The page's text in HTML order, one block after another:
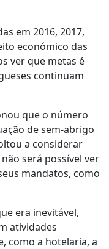
em 2016, 2017,
económico das
ver que metas é
continuam
que o número
de sem-abrigo
a considerar
será possível ver
mandatos, como
era inevitável,
atividades
como a hotelaria, a